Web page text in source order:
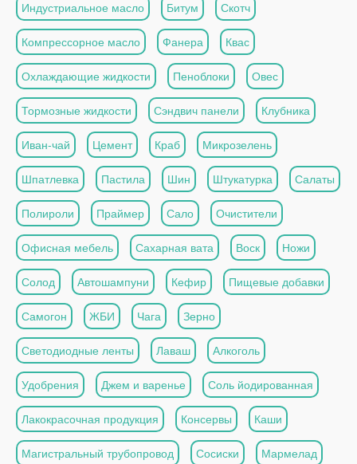
Индустриальное масло Битум Скотч
Компрессорное масло Фанера Квас
Охлаждающие жидкости Пеноблоки Овес
Тормозные жидкости Сэндвич панели Клубника
Иван-чай Цемент Краб Микрозелень
Шпатлевка Пастила Шин Штукатурка Салаты
Полироли Праймер Сало Очистители
Офисная мебель Сахарная вата Воск Ножи
Солод Автошампуни Кефир Пищевые добавки
Самогон ЖБИ Чага Зерно
Светодиодные ленты Лаваш Алкоголь
Удобрения Джем и варенье Соль йодированная
Лакокрасочная продукция Консервы Каши
Магистральный трубопровод Сосиски Мармелад